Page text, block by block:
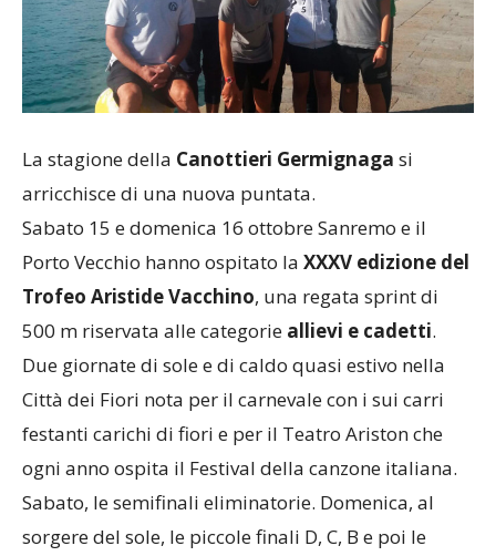
La stagione della Canottieri Germignaga si
arricchisce di una nuova puntata.
Sabato 15 e domenica 16 ottobre Sanremo e il
Porto Vecchio hanno ospitato la XXXV edizione del
Trofeo Aristide Vacchino, una regata sprint di
500 m riservata alle categorie allievi e cadetti.
Due giornate di sole e di caldo quasi estivo nella
Città dei Fiori nota per il carnevale con i sui carri
festanti carichi di fiori e per il Teatro Ariston che
ogni anno ospita il Festival della canzone italiana.
Sabato, le semifinali eliminatorie. Domenica, al
sorgere del sole, le piccole finali D, C, B e poi le